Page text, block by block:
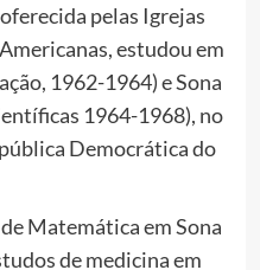
pelas Igrejas
estudou em
1962-1964) e Sona
1964-1968), no
Democrática do
Matemática em Sona
de medicina em